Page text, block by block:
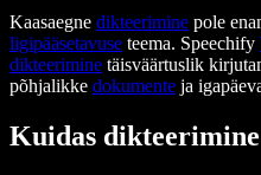
Kaasaegne dikteerimine pole
ligipääsetavuse teema. Speechify
dikteerimine täisväärtuslik
põhjalikke dokumente ja
Kuidas